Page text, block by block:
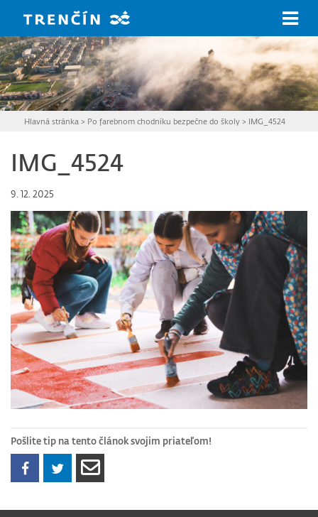
Hlavná stránka > Po farebnom chodníku bezpečne do školy > IMG_4524
IMG_4524
9. 12. 2025
Pošlite tip na tento článok svojim priateľom!